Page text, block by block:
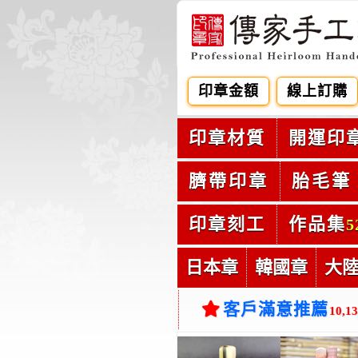
印章金額 線上訂購
印章材質 開運印
臍帶印章 胎毛筆
印章刻工 作品集
日本章 韓國章 大
客戶滿意推薦